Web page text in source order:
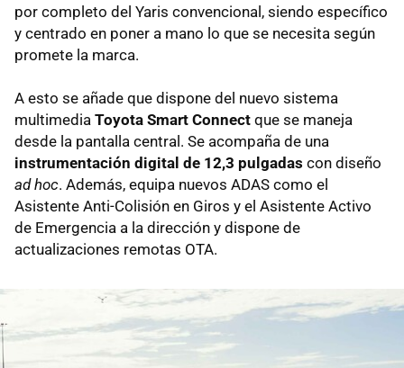
por completo del Yaris convencional, siendo específico
y centrado en poner a mano lo que se necesita según
promete la marca.
A esto se añade que dispone del nuevo sistema
multimedia Toyota Smart Connect que se maneja
desde la pantalla central. Se acompaña de una
instrumentación digital de 12,3 pulgadas con diseño
ad hoc. Además, equipa nuevos ADAS como el
Asistente Anti-Colisión en Giros y el Asistente Activo
de Emergencia a la dirección y dispone de
actualizaciones remotas OTA.